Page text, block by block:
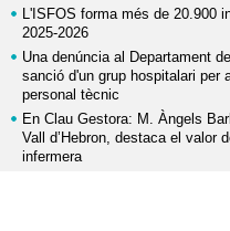
L'ISFOS forma més de 20.900
2025-2026
Una denúncia al Departament
sanció d'un grup hospitalari per
personal tècnic
En Clau Gestora: M. Àngels
Vall d’Hebron, destaca el valor
infermera